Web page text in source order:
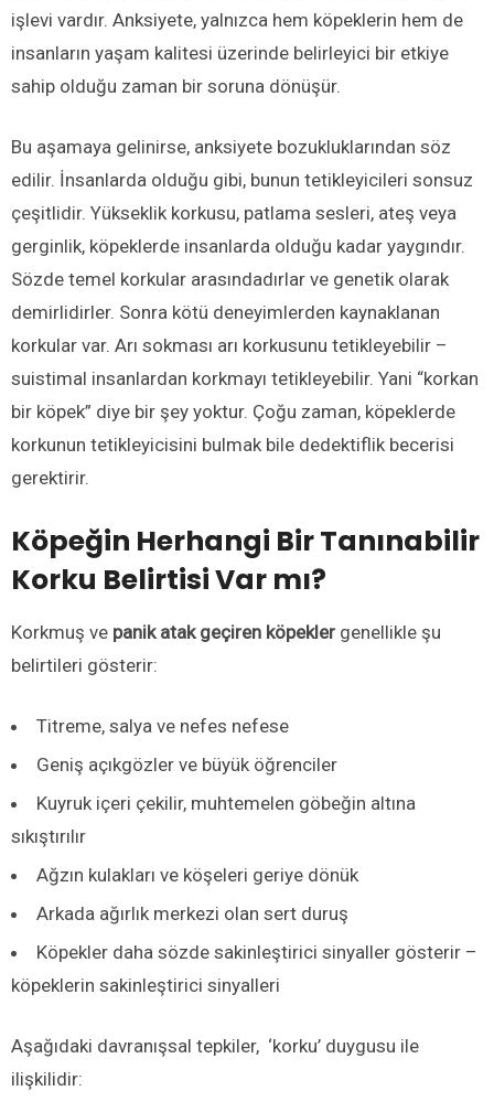
işlevi vardır. Anksiyete, yalnızca hem köpeklerin hem de
insanların yaşam kalitesi üzerinde belirleyici bir etkiye
sahip olduğu zaman bir soruna dönüşür.
Bu aşamaya gelinirse, anksiyete bozukluklarından söz
edilir. İnsanlarda olduğu gibi, bunun tetikleyicileri sonsuz
çeşitlidir. Yükseklik korkusu, patlama sesleri, ateş veya
gerginlik, köpeklerde insanlarda olduğu kadar yaygındır.
Sözde temel korkular arasındadırlar ve genetik olarak
demirlidirler. Sonra kötü deneyimlerden kaynaklanan
korkular var. Arı sokması arı korkusunu tetikleyebilir –
suistimal insanlardan korkmayı tetikleyebilir. Yani “korkan
bir köpek” diye bir şey yoktur. Çoğu zaman, köpeklerde
korkunun tetikleyicisini bulmak bile dedektiflik becerisi
gerektirir.
Köpeğin Herhangi Bir Tanınabilir
Korku Belirtisi Var mı?
Korkmuş ve panik atak geçiren köpekler genellikle şu
belirtileri gösterir:
Titreme, salya ve nefes nefese
Geniş açıkgözler ve büyük öğrenciler
Kuyruk içeri çekilir, muhtemelen göbeğin altına
sıkıştırılır
Ağzın kulakları ve köşeleri geriye dönük
Arkada ağırlık merkezi olan sert duruş
Köpekler daha sözde sakinleştirici sinyaller gösterir –
köpeklerin sakinleştirici sinyalleri
Aşağıdaki davranışsal tepkiler, ‘korku’ duygusu ile
ilişkilidir: